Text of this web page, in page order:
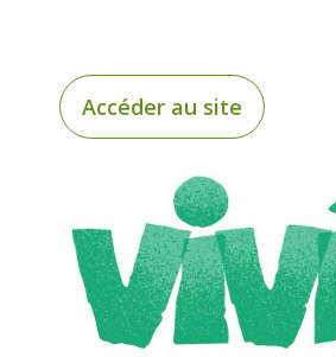
Accéder au site